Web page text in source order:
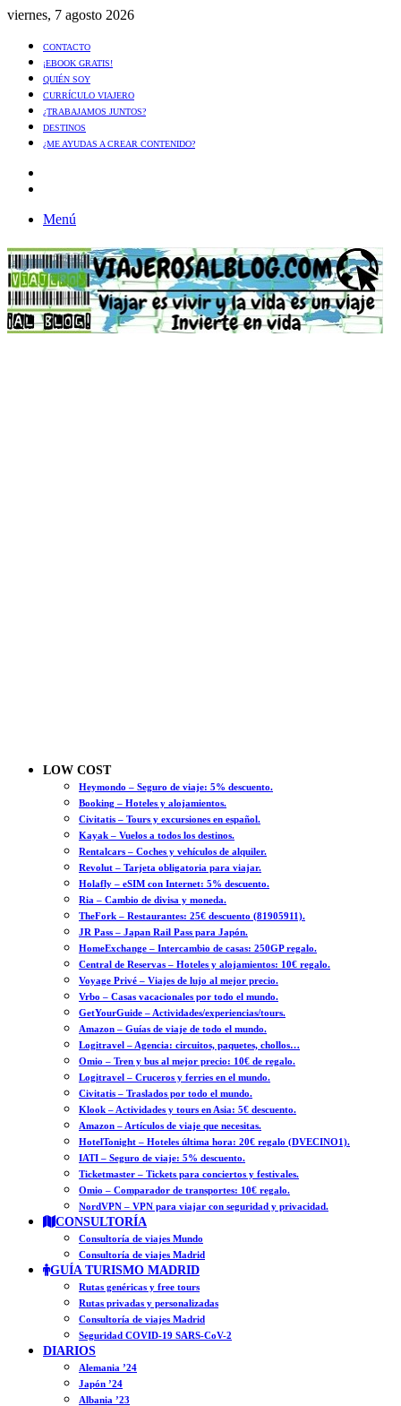
viernes, 7 agosto 2026
CONTACTO
¡EBOOK GRATIS!
QUIÉN SOY
CURRÍCULO VIAJERO
¿TRABAJAMOS JUNTOS?
DESTINOS
¿ME AYUDAS A CREAR CONTENIDO?
Menú
LOW COST
Heymondo – Seguro de viaje: 5% descuento.
Booking – Hoteles y alojamientos.
Civitatis – Tours y excursiones en español.
Kayak – Vuelos a todos los destinos.
Rentalcars – Coches y vehículos de alquiler.
Revolut – Tarjeta obligatoria para viajar.
Holafly – eSIM con Internet: 5% descuento.
Ria – Cambio de divisa y moneda.
TheFork – Restaurantes: 25€ descuento (81905911).
JR Pass – Japan Rail Pass para Japón.
HomeExchange – Intercambio de casas: 250GP regalo.
Central de Reservas – Hoteles y alojamientos: 10€ regalo.
Voyage Privé – Viajes de lujo al mejor precio.
Vrbo – Casas vacacionales por todo el mundo.
GetYourGuide – Actividades/experiencias/tours.
Amazon – Guías de viaje de todo el mundo.
Logitravel – Agencia: circuitos, paquetes, chollos…
Omio – Tren y bus al mejor precio: 10€ de regalo.
Logitravel – Cruceros y ferries en el mundo.
Civitatis – Traslados por todo el mundo.
Klook – Actividades y tours en Asia: 5€ descuento.
Amazon – Artículos de viaje que necesitas.
HotelTonight – Hoteles última hora: 20€ regalo (DVECINO1).
IATI – Seguro de viaje: 5% descuento.
Ticketmaster – Tickets para conciertos y festivales.
Omio – Comparador de transportes: 10€ regalo.
NordVPN – VPN para viajar con seguridad y privacidad.
CONSULTORÍA
Consultoría de viajes Mundo
Consultoría de viajes Madrid
GUÍA TURISMO MADRID
Rutas genéricas y free tours
Rutas privadas y personalizadas
Consultoría de viajes Madrid
Seguridad COVID-19 SARS-CoV-2
DIARIOS
Alemania ’24
Japón ’24
Albania ’23